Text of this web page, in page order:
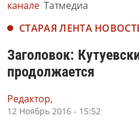
канале Татмедиа
СТАРАЯ ЛЕНТА
Заголовок:
продолжается
Редактор,
12 Ноябрь 2016 - 15:52